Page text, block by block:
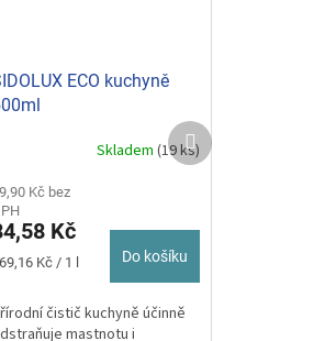
ECO kuchyně
Skladem (19 ks)
Kč bez
Kč
Kč / 1 l Do košíku
čistič kuchyně účinně
mastnotu i
Další
produkt